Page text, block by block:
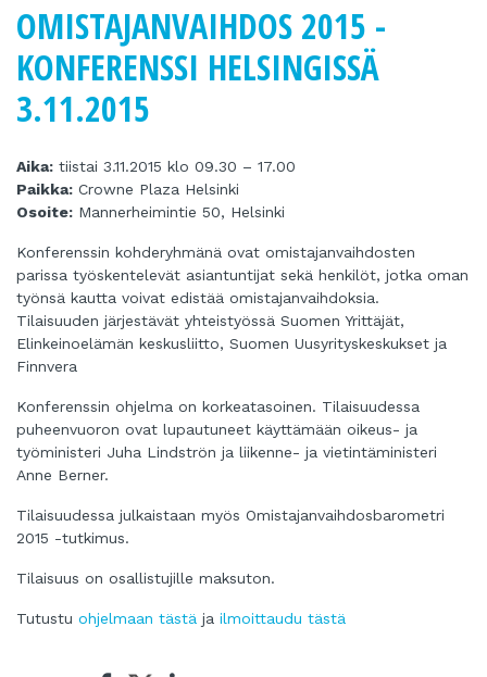
OMISTAJANVAIHDOS 2015 -
KONFERENSSI HELSINGISSÄ
3.11.2015
Aika: tiistai 3.11.2015 klo 09.30 – 17.00
Paikka: Crowne Plaza Helsinki
Osoite: Mannerheimintie 50, Helsinki
Konferenssin kohderyhmänä ovat omistajanvaihdosten
parissa työskentelevät asiantuntijat sekä henkilöt, jotka oman
työnsä kautta voivat edistää omistajanvaihdoksia.
Tilaisuuden järjestävät yhteistyössä Suomen Yrittäjät,
Elinkeinoelämän keskusliitto, Suomen Uusyrityskeskukset ja
Finnvera
Konferenssin ohjelma on korkeatasoinen. Tilaisuudessa
puheenvuoron ovat lupautuneet käyttämään oikeus- ja
työministeri Juha Lindströn ja liikenne- ja vietintäministeri
Anne Berner.
Tilaisuudessa julkaistaan myös Omistajanvaihdosbarometri
2015 -tutkimus.
Tilaisuus on osallistujille maksuton.
Tutustu ohjelmaan tästä ja ilmoittaudu tästä